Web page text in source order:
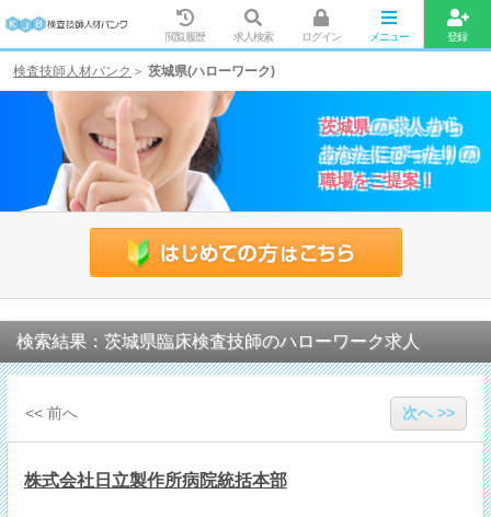
閲覧履歴 求人検索 ログイン メニュー 登録
検査技師人材バンク 茨城県(ハローワーク)
茨城県の求人から
あなたにぴったり の
職場をご提案！
検索結果：茨城県臨床検査技師のハローワーク求人
<< 前へ 次へ >>
株式会社日立製作所病院統括本部